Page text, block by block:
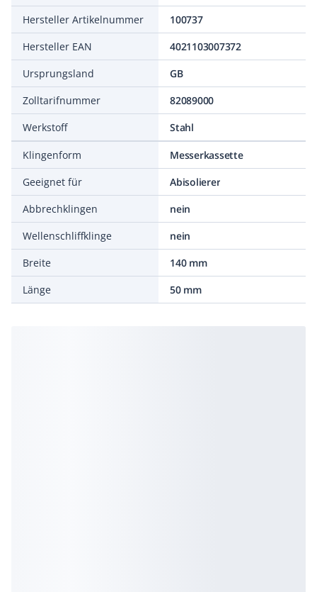
Hersteller Artikelnummer
100737
Hersteller EAN
4021103007372
Ursprungsland
GB
Zolltarifnummer
82089000
Werkstoff
Stahl
Klingenform
Messerkassette
Geeignet für
Abisolierer
Abbrechklingen
nein
Wellenschliffklinge
nein
Breite
140 mm
Länge
50 mm